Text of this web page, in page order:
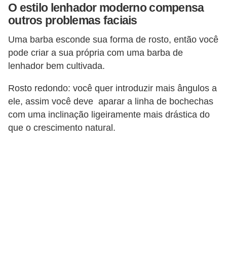
O estilo lenhador moderno compensa
outros problemas faciais
Uma barba esconde sua forma de rosto, então você
pode criar a sua própria com uma barba de
lenhador bem cultivada.
Rosto redondo: você quer introduzir mais ângulos a
ele, assim você deve aparar a linha de bochechas
com uma inclinação ligeiramente mais drástica do
que o crescimento natural.
ã
s
R
o
p
a